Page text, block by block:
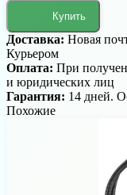
Купить
Доставка: Новая
Курьером
Оплата: При
и юридических лиц
Гарантия: 14 дней.
Похожие